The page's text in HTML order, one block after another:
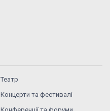
Театр
Концерти та фестивалі